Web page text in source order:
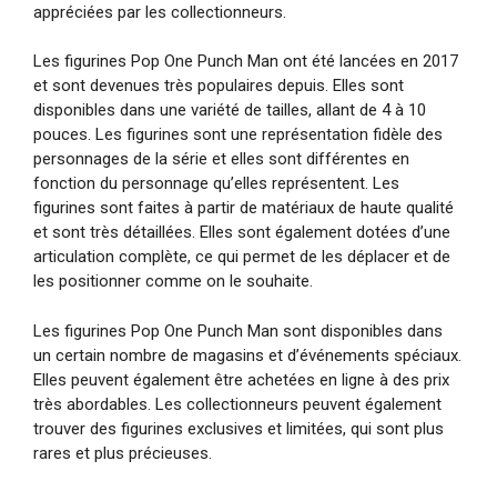
appréciées par les collectionneurs.
Les figurines Pop One Punch Man ont été lancées en 2017
et sont devenues très populaires depuis. Elles sont
disponibles dans une variété de tailles, allant de 4 à 10
pouces. Les figurines sont une représentation fidèle des
personnages de la série et elles sont différentes en
fonction du personnage qu’elles représentent. Les
figurines sont faites à partir de matériaux de haute qualité
et sont très détaillées. Elles sont également dotées d’une
articulation complète, ce qui permet de les déplacer et de
les positionner comme on le souhaite.
Les figurines Pop One Punch Man sont disponibles dans
un certain nombre de magasins et d’événements spéciaux.
Elles peuvent également être achetées en ligne à des prix
très abordables. Les collectionneurs peuvent également
trouver des figurines exclusives et limitées, qui sont plus
rares et plus précieuses.